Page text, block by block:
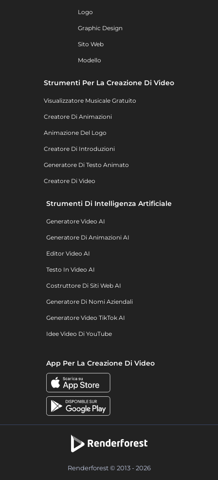
Logo
Graphic Design
Sito Web
Modello
Strumenti Per La Creazione Di Video
Visualizzatore Musicale Gratuito
Creatore Di Animazioni
Animazione Del Logo
Creatore Di Introduzioni
Generatore Di Testo Animato
Creatore Di Video
Strumenti Di Intelligenza Artificiale
Generatore Video AI
Generatore Di Animazioni AI
Editor Video AI
Testo In Video AI
Costruttore Di Siti Web AI
Generatore Di Nomi Aziendali
Generatore Video TikTok AI
Idee Video Di YouTube
App Per La Creazione Di Video
Renderforest © 2013 - 2026